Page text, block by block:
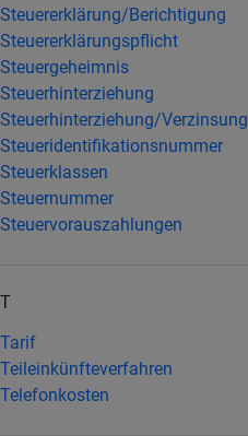
Steuererklärung/Berichtigung
Steuererklärungspflicht
Steuergeheimnis
Steuerhinterziehung
Steuerhinterziehung/Verzinsung
Steueridentifikationsnummer
Steuerklassen
Steuernummer
Steuervorauszahlungen
T
Tarif
Teileinkünfteverfahren
Telefonkosten